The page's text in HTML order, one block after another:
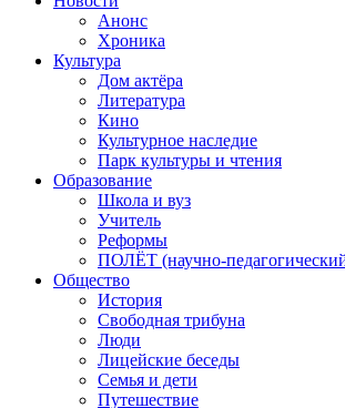
Анонс
Хроника
Культура
Дом актёра
Литература
Кино
Культурное наследие
Парк культуры и чтения
Образование
Школа и вуз
Учитель
Реформы
ПОЛЁТ (научно-
Общество
История
Свободная трибуна
Люди
Лицейские беседы
Семья и дети
Путешествие